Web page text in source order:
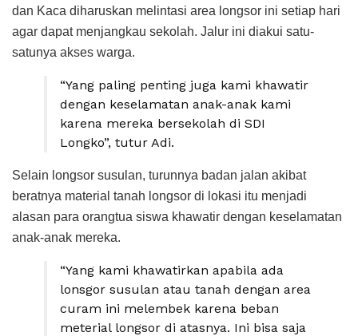
dan Kaca diharuskan melintasi area longsor ini setiap hari
agar dapat menjangkau sekolah. Jalur ini diakui satu-
satunya akses warga.
“Yang paling penting juga kami khawatir
dengan keselamatan anak-anak kami
karena mereka bersekolah di SDI
Longko”, tutur Adi.
Selain longsor susulan, turunnya badan jalan akibat
beratnya material tanah longsor di lokasi itu menjadi
alasan para orangtua siswa khawatir dengan keselamatan
anak-anak mereka.
“Yang kami khawatirkan apabila ada
lonsgor susulan atau tanah dengan area
curam ini melembek karena beban
meterial longsor di atasnya. Ini bisa saja